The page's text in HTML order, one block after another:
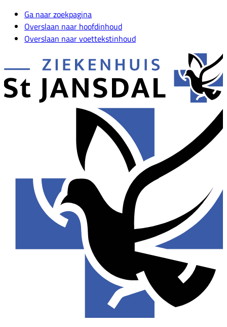
Ga naar zoekpagina
Overslaan naar hoofdinhoud
Overslaan naar voettekstinhoud